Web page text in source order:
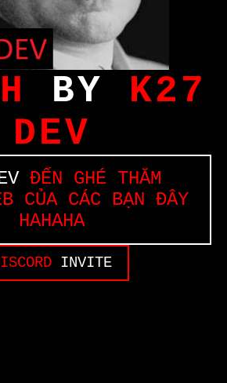
BY K27
DEV
ĐẾN GHÉ THĂM
CỦA CÁC BẠN ĐÂY
HAHAHA
INVITE